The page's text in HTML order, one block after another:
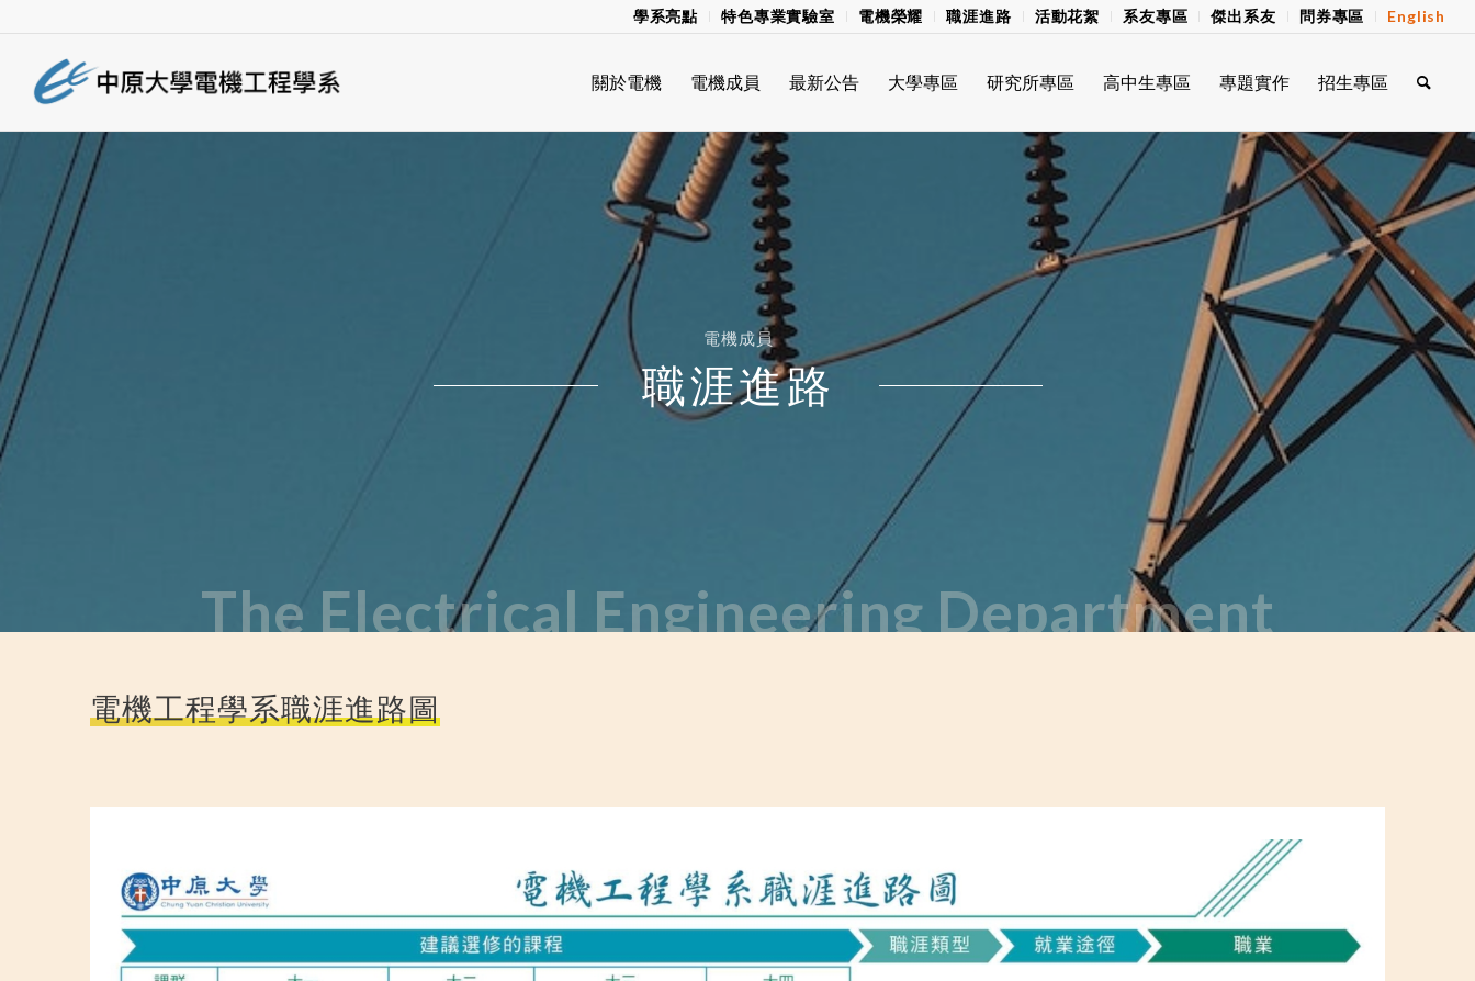
學系亮點 特色專業實驗室 電機榮耀 職涯進路 活動花絮 系友專區 傑出系友 問券專區 English
關於電機 電機成員 最新公告 大學專區 研究所專區 高中生專區 專題實作 招生專區
電機成員
職涯進路
The Electrical Engineering Department
電機工程學系職涯進路圖